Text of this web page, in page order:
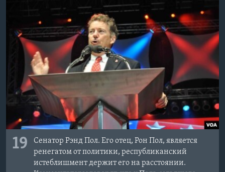
19
Сенатор Рэнд Пол. Его отец, Рон Пол, является
ренегатом от политики, республиканский
истеблишмент держит его на расстоянии.